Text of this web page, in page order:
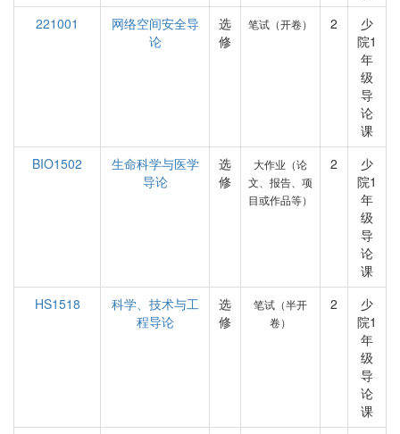
221001
网络空间安全导
论
选
修
笔试（开卷） 2
少
院1
年
级
导
论
课
BIO1502
生命科学与医学
导论
选
修
大作业（论
文、报告、项
目或作品等）
2
少
院1
年
级
导
论
课
HS1518
科学、技术与工
程导论
选
修
笔试（半开
卷）
2
少
院1
年
级
导
论
课